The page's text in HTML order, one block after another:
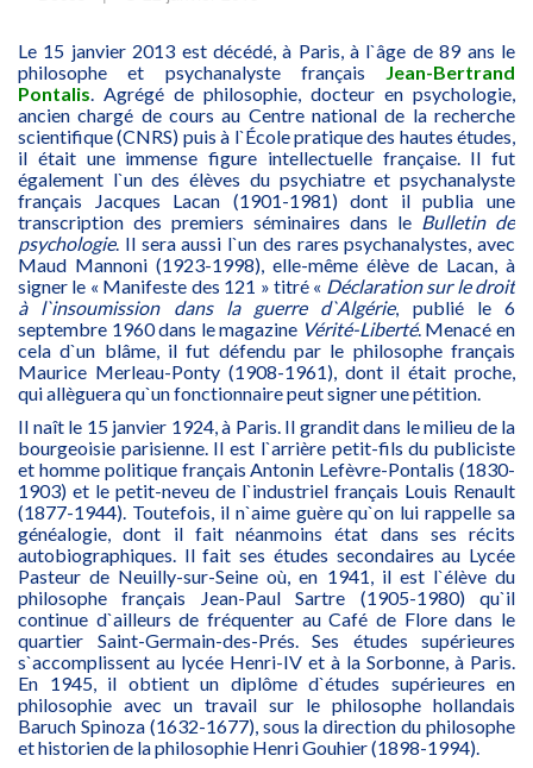
Le 15 janvier 2013 est décédé, à Paris, à l`âge de 89 ans le
philosophe et psychanalyste français Jean-Bertrand
Pontalis. Agrégé de philosophie, docteur en psychologie,
ancien chargé de cours au Centre national de la recherche
scientifique (CNRS) puis à l`École pratique des hautes études,
il était une immense figure intellectuelle française. Il fut
également l`un des élèves du psychiatre et psychanalyste
français Jacques Lacan (1901-1981) dont il publia une
transcription des premiers séminaires dans le Bulletin de
psychologie. Il sera aussi l`un des rares psychanalystes, avec
Maud Mannoni (1923-1998), elle-même élève de Lacan, à
signer le « Manifeste des 121 » titré « Déclaration sur le droit
à l`insoumission dans la guerre d`Algérie, publié le 6
septembre 1960 dans le magazine Vérité-Liberté. Menacé en
cela d`un blâme, il fut défendu par le philosophe français
Maurice Merleau-Ponty (1908-1961), dont il était proche,
qui allèguera qu`un fonctionnaire peut signer une pétition.
Il naît le 15 janvier 1924, à Paris. Il grandit dans le milieu de la
bourgeoisie parisienne. Il est l`arrière petit-fils du publiciste
et homme politique français Antonin Lefèvre-Pontalis (1830-
1903) et le petit-neveu de l`industriel français Louis Renault
(1877-1944). Toutefois, il n`aime guère qu`on lui rappelle sa
généalogie, dont il fait néanmoins état dans ses récits
autobiographiques. Il fait ses études secondaires au Lycée
Pasteur de Neuilly-sur-Seine où, en 1941, il est l`élève du
philosophe français Jean-Paul Sartre (1905-1980) qu`il
continue d`ailleurs de fréquenter au Café de Flore dans le
quartier Saint-Germain-des-Prés. Ses études supérieures
s`accomplissent au lycée Henri-IV et à la Sorbonne, à Paris.
En 1945, il obtient un diplôme d`études supérieures en
philosophie avec un travail sur le philosophe hollandais
Baruch Spinoza (1632-1677), sous la direction du philosophe
et historien de la philosophie Henri Gouhier (1898-1994).